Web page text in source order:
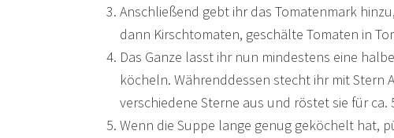
Anschließend gebt ihr das Tomatenmark
dann Kirschtomaten, geschälte Tomaten in
Das Ganze lasst ihr nun mindestens eine
köcheln. Währenddessen stecht ihr mit Stern
verschiedene Sterne aus und röstet sie für ca.
Wenn die Suppe lange genug geköchelt hat,